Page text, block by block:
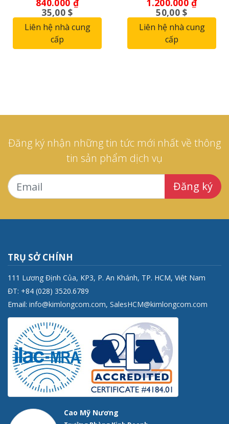
BẢO HÀNH 90 NGÀY)
35,00 $
Liên hệ nhà cung
cấp
ĐỘNG)
50,00 $
Liên hệ nhà cung
cấp
Đăng ký nhận những tin tức mới nhất về thông
tin sản phẩm dịch vụ
Đăng ký
TRỤ SỞ CHÍNH
111 Lương Định Của, KP3, P. An Khánh, TP. HCM, Việt Nam
ĐT: +84 (028) 3520.6789
Email: info@kimlongcom.com, SalesHCM@kimlongcom.com
Cao Mỹ Nương